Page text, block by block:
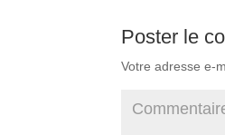
Poster le
Votre adresse e-